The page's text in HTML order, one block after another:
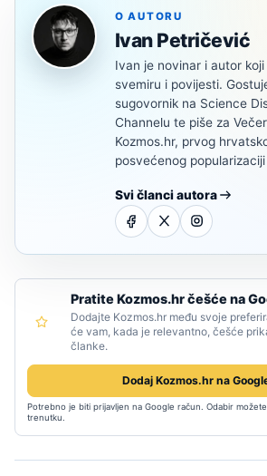
O AUTORU
Ivan Petričević
Ivan je novinar i autor
svemiru i povijesti.
sugovornik na Science
Channelu te piše za
Kozmos.hr, prvog
posvećenog
Svi članci autora
Pratite Kozmos.hr češće na
Dodajte Kozmos.hr među svoje
će vam, kada je relevantno, češće
članke.
Dodaj Kozmos.hr na
Potrebno je biti prijavljen na Google račun. Odabir
trenutku.